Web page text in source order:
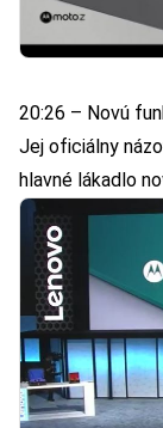
20:26 – Novú
Jej oficiálny
hlavné lákadlo